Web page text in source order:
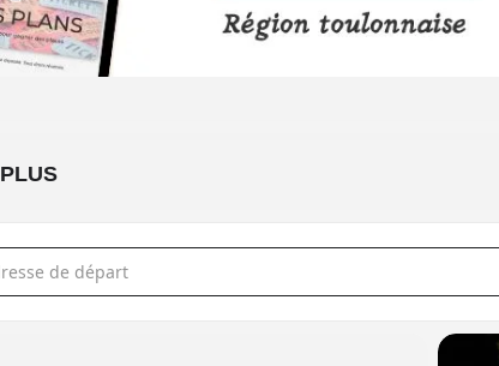
- LE BRUSC EN BOUCHE #4 []